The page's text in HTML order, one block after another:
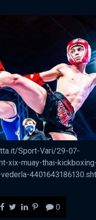
Sport-Vari/29-07-
xix-muay-thai-
0